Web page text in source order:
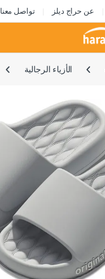
عن حراج ديلز تواصل معنا
الأزياء الرجالية